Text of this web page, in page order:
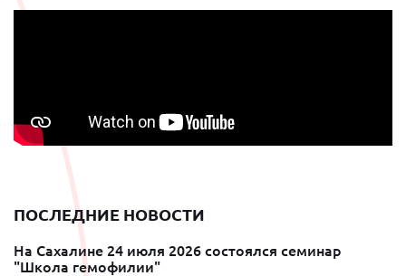
ПОСЛЕДНИЕ НОВОСТИ
На Сахалине 24 июля 2026 состоялся семинар
"Школа гемофилии"